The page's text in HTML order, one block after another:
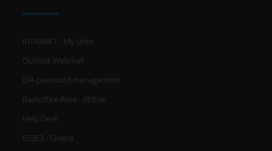
INTRANET - My Univr
Outlook Webmail
GIA password management
Backoffice Area - dbErw
Help Desk
ESSE3 - Cineca